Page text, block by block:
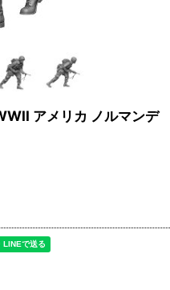
アメリカ ノルマンデ